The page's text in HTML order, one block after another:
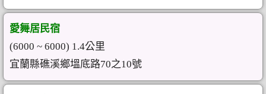
愛舞居民宿
(6000 ~ 6000) 1.4公里
宜蘭縣礁溪鄉塭底路70之10號